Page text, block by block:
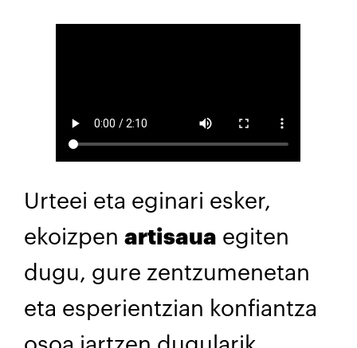
Urteei eta eginari esker,
ekoizpenartisaua egiten
dugu, gure zentzumenetan
eta esperientzian konfiantza